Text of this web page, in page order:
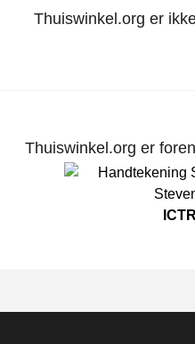
Thuiswinkel.org er
Thuiswinkel.org er